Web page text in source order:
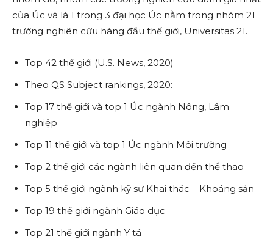
của Úc và là 1 trong 3 đại học Úc nằm trong nhóm 21
trường nghiên cứu hàng đầu thế giới, Universitas 21.
Top 42 thế giới (U.S. News, 2020)
Theo QS Subject rankings, 2020:
Top 17 thế giới và top 1 Úc ngành Nông, Lâm
nghiệp
Top 11 thế giới và top 1 Úc ngành Môi trường
Top 2 thế giới các ngành liên quan đến thể thao
Top 5 thế giới ngành kỹ sư Khai thác – Khoáng sản
Top 19 thế giới ngành Giáo dục
Top 21 thế giới ngành Y tá